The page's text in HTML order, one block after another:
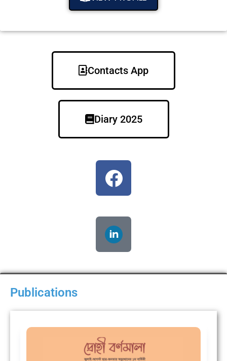
Contacts App
Diary 2025
Publications